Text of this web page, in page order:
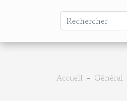
Accueil Général